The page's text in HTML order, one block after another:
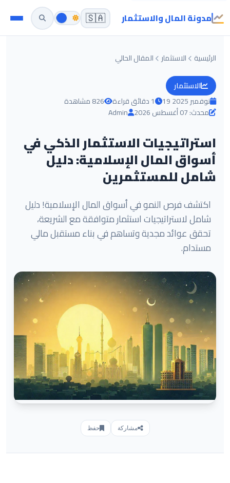
مدونة المال والاستثمار 🇸🇦
الرئيسية الاستثمار المقال الحالي
الاستثمار
19 نوفمبر 2025
1 دقائق قراءة
826 مشاهدة
محدث: 07 أغسطس 2026
Admin
استراتيجيات الاستثمار الذكي في
أسواق المال الإسلامية: دليل
شامل للمستثمرين
اكتشف فرص النمو في أسواق المال الإسلامية! دليل
شامل لاستراتيجيات استثمار متوافقة مع الشريعة،
تحقق عوائد مجدية وتساهم في بناء مستقبل مالي
مستدام.
مشاركة حفظ